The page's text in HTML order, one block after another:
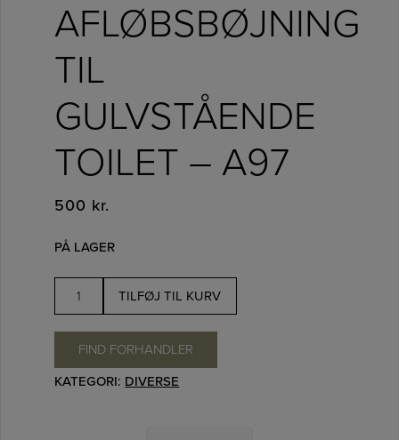
AFLØBSBØJNING
TIL
GULVSTÅENDE
TOILET – A97
500 kr.
PÅ LAGER
Afløbsbøjning
til
gulvstående
toilet
-
TILFØJ TIL KURV
FIND FORHANDLER
KATEGORI: DIVERSE